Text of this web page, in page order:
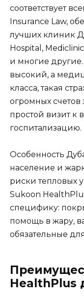
соответствует
Insurance Law,
лучших клиник
Hospital,
и многие
высокий, а
класса, такая
огромных счетов
простой визит к
госпитализацию.
Особенность
население и
риски тепловых
Sukoon
специфику:
помощь в жару,
обязательные
HealthPlus